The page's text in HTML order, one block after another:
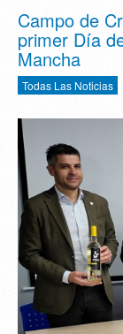
Campo de
primer Día
Mancha
Todas Las Noticias